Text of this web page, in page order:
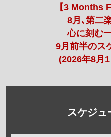
【3 Months
8月､第二
心に刻む
9月前半のス
(2026年8月
スケジュ